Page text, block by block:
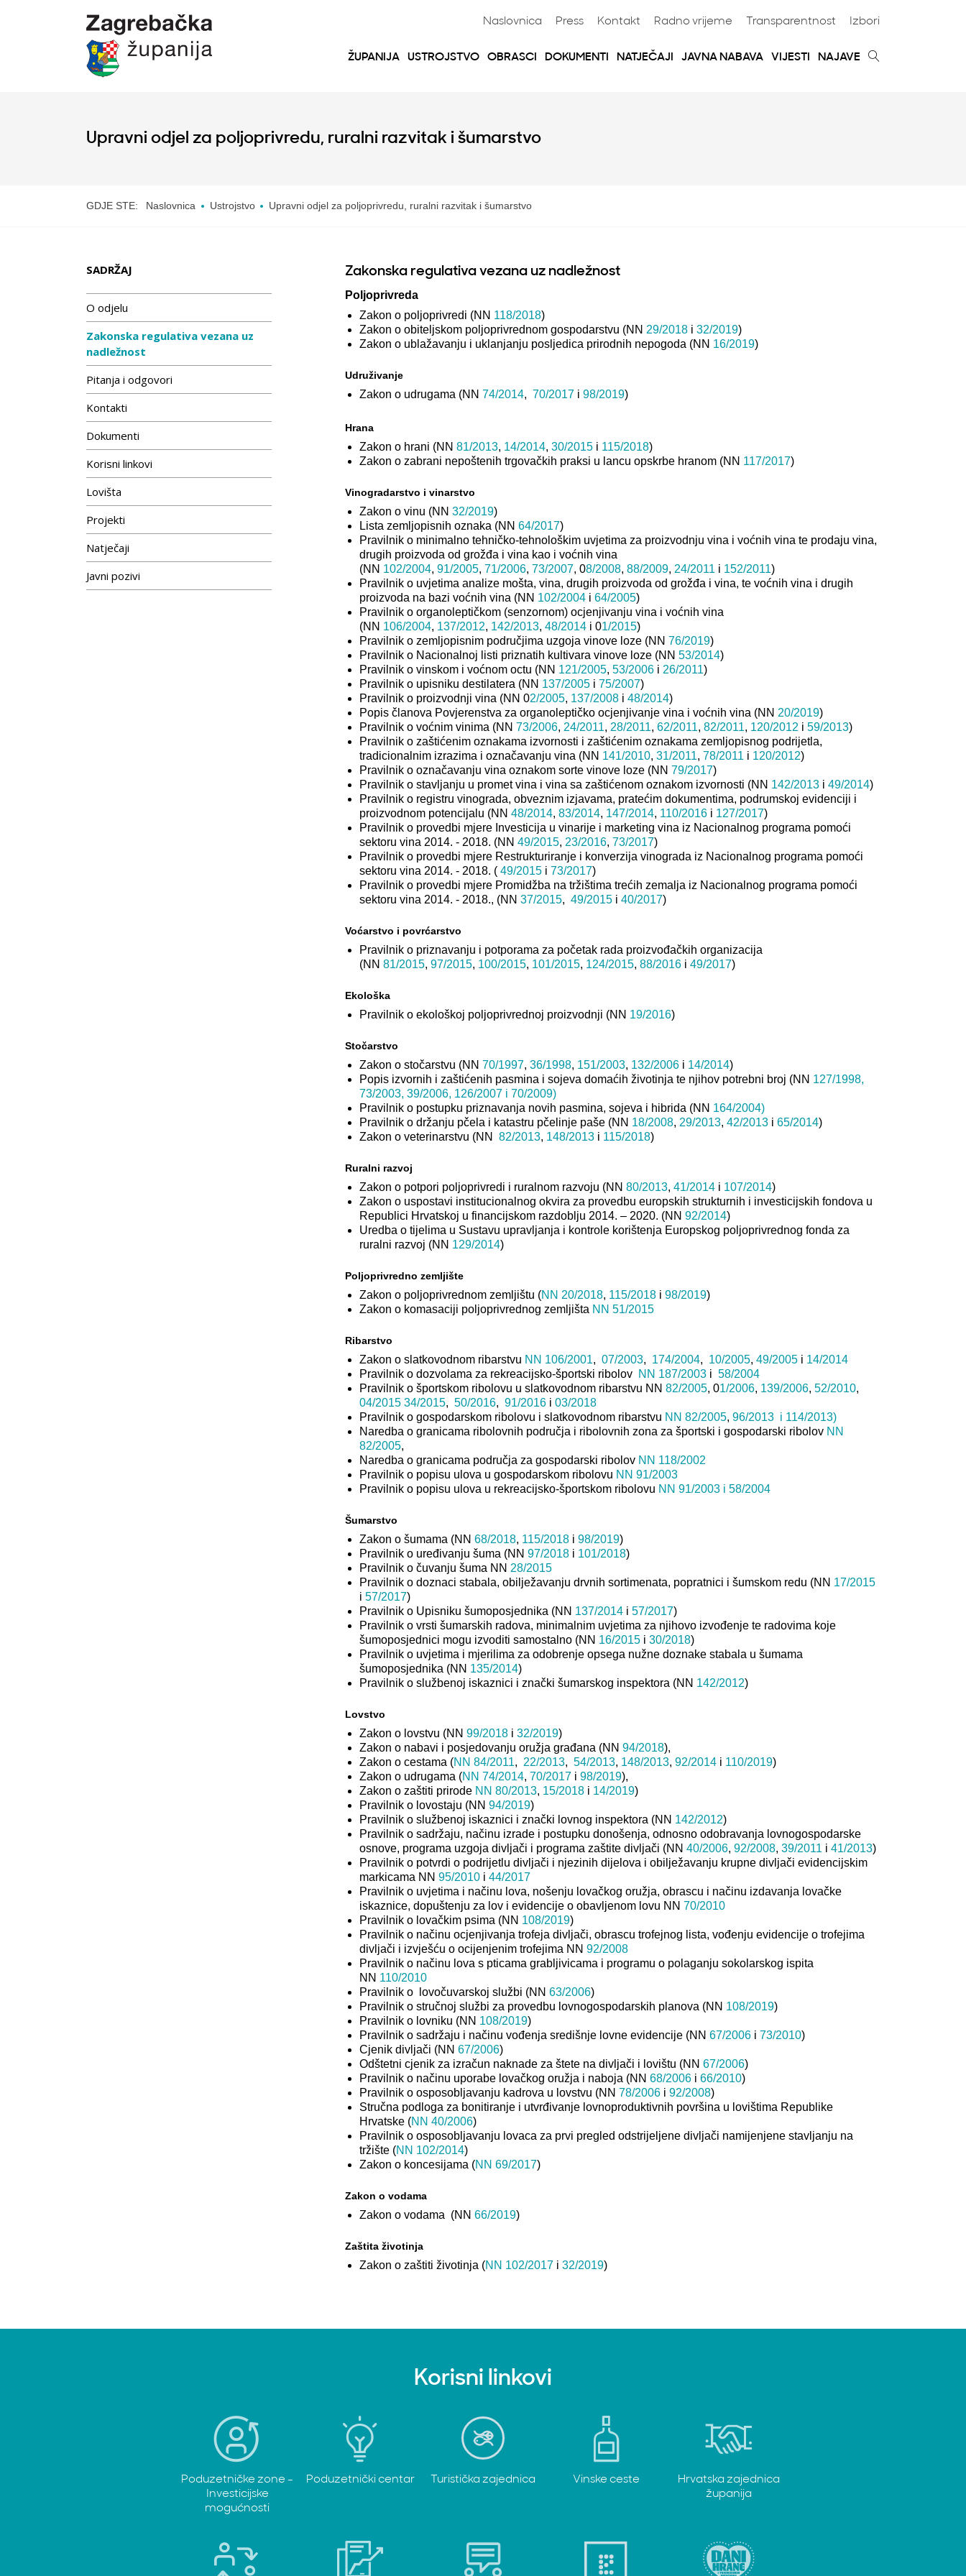
Naslovnica Press Kontakt Radno vrijeme Transparentnost Izbori
ŽUPANIJA USTROJSTVO OBRASCI DOKUMENTI NATJEČAJI JAVNA NABAVA VIJESTI NAJAVE
Upravni odjel za poljoprivredu, ruralni razvitak i šumarstvo
GDJE STE: Naslovnica Ustrojstvo Upravni odjel za poljoprivredu, ruralni razvitak i šumarstvo
SADRŽAJ
O odjelu
Zakonska regulativa vezana uz
nadležnost
Pitanja i odgovori
Kontakti
Dokumenti
Korisni linkovi
Lovišta
Projekti
Natječaji
Javni pozivi
Zakonska regulativa vezana uz nadležnost
Poljoprivreda
Zakon o poljoprivredi (NN 118/2018)
Zakon o obiteljskom poljoprivrednom gospodarstvu (NN 29/2018 i 32/2019)
Zakon o ublažavanju i uklanjanju posljedica prirodnih nepogoda (NN 16/2019)
Udruživanje
Zakon o udrugama (NN 74/2014, 70/2017 i 98/2019)
Hrana
Zakon o hrani (NN 81/2013, 14/2014, 30/2015 i 115/2018)
Zakon o zabrani nepoštenih trgovačkih praksi u lancu opskrbe hranom (NN 117/2017)
Vinogradarstvo i vinarstvo
Zakon o vinu (NN 32/2019)
Lista zemljopisnih oznaka (NN 64/2017)
Pravilnik o minimalno tehničko-tehnološkim uvjetima za proizvodnju vina i voćnih vina te prodaju vina,
drugih proizvoda od grožđa i vina kao i voćnih vina
(NN 102/2004, 91/2005, 71/2006, 73/2007, 08/2008, 88/2009, 24/2011 i 152/2011)
Pravilnik o uvjetima analize mošta, vina, drugih proizvoda od grožđa i vina, te voćnih vina i drugih
proizvoda na bazi voćnih vina (NN 102/2004 i 64/2005)
Pravilnik o organoleptičkom (senzornom) ocjenjivanju vina i voćnih vina
(NN 106/2004, 137/2012, 142/2013, 48/2014 i 01/2015)
Pravilnik o zemljopisnim područjima uzgoja vinove loze (NN 76/2019)
Pravilnik o Nacionalnoj listi priznatih kultivara vinove loze (NN 53/2014)
Pravilnik o vinskom i voćnom octu (NN 121/2005, 53/2006 i 26/2011)
Pravilnik o upisniku destilatera (NN 137/2005 i 75/2007)
Pravilnik o proizvodnji vina (NN 02/2005, 137/2008 i 48/2014)
Popis članova Povjerenstva za organoleptičko ocjenjivanje vina i voćnih vina (NN 20/2019)
Pravilnik o voćnim vinima (NN 73/2006, 24/2011, 28/2011, 62/2011, 82/2011, 120/2012 i 59/2013)
Pravilnik o zaštićenim oznakama izvornosti i zaštićenim oznakama zemljopisnog podrijetla,
tradicionalnim izrazima i označavanju vina (NN 141/2010, 31/2011, 78/2011 i 120/2012)
Pravilnik o označavanju vina oznakom sorte vinove loze (NN 79/2017)
Pravilnik o stavljanju u promet vina i vina sa zaštićenom oznakom izvornosti (NN 142/2013 i 49/2014)
Pravilnik o registru vinograda, obveznim izjavama, pratećim dokumentima, podrumskoj evidenciji i
proizvodnom potencijalu (NN 48/2014, 83/2014, 147/2014, 110/2016 i 127/2017)
Pravilnik o provedbi mjere Investicija u vinarije i marketing vina iz Nacionalnog programa pomoći
sektoru vina 2014. - 2018. (NN 49/2015, 23/2016, 73/2017)
Pravilnik o provedbi mjere Restrukturiranje i konverzija vinograda iz Nacionalnog programa pomoći
sektoru vina 2014. - 2018. ( 49/2015 i 73/2017)
Pravilnik o provedbi mjere Promidžba na tržištima trećih zemalja iz Nacionalnog programa pomoći
sektoru vina 2014. - 2018., (NN 37/2015, 49/2015 i 40/2017)
Voćarstvo i povrćarstvo
Pravilnik o priznavanju i potporama za početak rada proizvođačkih organizacija
(NN 81/2015, 97/2015, 100/2015, 101/2015, 124/2015, 88/2016 i 49/2017)
Ekološka
Pravilnik o ekološkoj poljoprivrednoj proizvodnji (NN 19/2016)
Stočarstvo
Zakon o stočarstvu (NN 70/1997, 36/1998, 151/2003, 132/2006 i 14/2014)
Popis izvornih i zaštićenih pasmina i sojeva domaćih životinja te njihov potrebni broj (NN 127/1998,
73/2003, 39/2006, 126/2007 i 70/2009)
Pravilnik o postupku priznavanja novih pasmina, sojeva i hibrida (NN 164/2004)
Pravilnik o držanju pčela i katastru pčelinje paše (NN 18/2008, 29/2013, 42/2013 i 65/2014)
Zakon o veterinarstvu (NN 82/2013, 148/2013 i 115/2018)
Ruralni razvoj
Zakon o potpori poljoprivredi i ruralnom razvoju (NN 80/2013, 41/2014 i 107/2014)
Zakon o uspostavi institucionalnog okvira za provedbu europskih strukturnih i investicijskih fondova u
Republici Hrvatskoj u financijskom razdoblju 2014. – 2020. (NN 92/2014)
Uredba o tijelima u Sustavu upravljanja i kontrole korištenja Europskog poljoprivrednog fonda za
ruralni razvoj (NN 129/2014)
Poljoprivredno zemljište
Zakon o poljoprivrednom zemljištu (NN 20/2018, 115/2018 i 98/2019)
Zakon o komasaciji poljoprivrednog zemljišta NN 51/2015
Ribarstvo
Zakon o slatkovodnom ribarstvu NN 106/2001, 07/2003, 174/2004, 10/2005, 49/2005 i 14/2014
Pravilnik o dozvolama za rekreacijsko-športski ribolov NN 187/2003 i 58/2004
Pravilnik o športskom ribolovu u slatkovodnom ribarstvu NN 82/2005, 01/2006, 139/2006, 52/2010,
04/2015 34/2015, 50/2016, 91/2016 i 03/2018
Pravilnik o gospodarskom ribolovu i slatkovodnom ribarstvu NN 82/2005, 96/2013 i 114/2013)
Naredba o granicama ribolovnih područja i ribolovnih zona za športski i gospodarski ribolov NN
82/2005,
Naredba o granicama područja za gospodarski ribolov NN 118/2002
Pravilnik o popisu ulova u gospodarskom ribolovu NN 91/2003
Pravilnik o popisu ulova u rekreacijsko-športskom ribolovu NN 91/2003 i 58/2004
Šumarstvo
Zakon o šumama (NN 68/2018, 115/2018 i 98/2019)
Pravilnik o uređivanju šuma (NN 97/2018 i 101/2018)
Pravilnik o čuvanju šuma NN 28/2015
Pravilnik o doznaci stabala, obilježavanju drvnih sortimenata, popratnici i šumskom redu (NN 17/2015
i 57/2017)
Pravilnik o Upisniku šumoposjednika (NN 137/2014 i 57/2017)
Pravilnik o vrsti šumarskih radova, minimalnim uvjetima za njihovo izvođenje te radovima koje
šumoposjednici mogu izvoditi samostalno (NN 16/2015 i 30/2018)
Pravilnik o uvjetima i mjerilima za odobrenje opsega nužne doznake stabala u šumama
šumoposjednika (NN 135/2014)
Pravilnik o službenoj iskaznici i znački šumarskog inspektora (NN 142/2012)
Lovstvo
Zakon o lovstvu (NN 99/2018 i 32/2019)
Zakon o nabavi i posjedovanju oružja građana (NN 94/2018),
Zakon o cestama (NN 84/2011, 22/2013, 54/2013, 148/2013, 92/2014 i 110/2019)
Zakon o udrugama (NN 74/2014, 70/2017 i 98/2019),
Zakon o zaštiti prirode NN 80/2013, 15/2018 i 14/2019)
Pravilnik o lovostaju (NN 94/2019)
Pravilnik o službenoj iskaznici i znački lovnog inspektora (NN 142/2012)
Pravilnik o sadržaju, načinu izrade i postupku donošenja, odnosno odobravanja lovnogospodarske
osnove, programa uzgoja divljači i programa zaštite divljači (NN 40/2006, 92/2008, 39/2011 i 41/2013)
Pravilnik o potvrdi o podrijetlu divljači i njezinih dijelova i obilježavanju krupne divljači evidencijskim
markicama NN 95/2010 i 44/2017
Pravilnik o uvjetima i načinu lova, nošenju lovačkog oružja, obrascu i načinu izdavanja lovačke
iskaznice, dopuštenju za lov i evidencije o obavljenom lovu NN 70/2010
Pravilnik o lovačkim psima (NN 108/2019)
Pravilnik o načinu ocjenjivanja trofeja divljači, obrascu trofejnog lista, vođenju evidencije o trofejima
divljači i izvješću o ocijenjenim trofejima NN 92/2008
Pravilnik o načinu lova s pticama grabljivicama i programu o polaganju sokolarskog ispita
NN 110/2010
Pravilnik o lovočuvarskoj službi (NN 63/2006)
Pravilnik o stručnoj službi za provedbu lovnogospodarskih planova (NN 108/2019)
Pravilnik o lovniku (NN 108/2019)
Pravilnik o sadržaju i načinu vođenja središnje lovne evidencije (NN 67/2006 i 73/2010)
Cjenik divljači (NN 67/2006)
Odštetni cjenik za izračun naknade za štete na divljači i lovištu (NN 67/2006)
Pravilnik o načinu uporabe lovačkog oružja i naboja (NN 68/2006 i 66/2010)
Pravilnik o osposobljavanju kadrova u lovstvu (NN 78/2006 i 92/2008)
Stručna podloga za bonitiranje i utvrđivanje lovnoproduktivnih površina u lovištima Republike
Hrvatske (NN 40/2006)
Pravilnik o osposobljavanju lovaca za prvi pregled odstrijeljene divljači namijenjene stavljanju na
tržište (NN 102/2014)
Zakon o koncesijama (NN 69/2017)
Zakon o vodama
Zakon o vodama (NN 66/2019)
Zaštita životinja
Zakon o zaštiti životinja (NN 102/2017 i 32/2019)
Korisni linkovi
Poduzetničke zone -
Investicijske
mogućnosti
Poduzetnički centar Turistička zajednica Vinske ceste
Hrvatska zajednica
županija